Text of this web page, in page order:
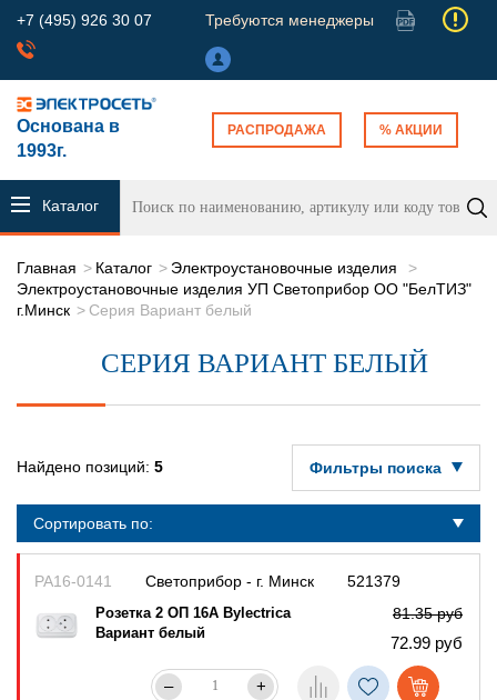
+7 (495) 926 30 07 Требуются менеджеры
Основана в
1993г.
РАСПРОДАЖА % АКЦИИ
Каталог
Главная Каталог
Электроустановочные изделия
Электроустановочные изделия УП Светоприбор ОО "БелТИЗ"
г.Минск
Серия Вариант белый
СЕРИЯ ВАРИАНТ БЕЛЫЙ
Найдено позиций: 5 Фильтры поиска
Сортировать по:
521379
РА16-0141
Розетка 2 ОП 16А Bylectrica
Вариант белый
81.35 руб
72.99 руб
Светоприбор - г. Минск
– +